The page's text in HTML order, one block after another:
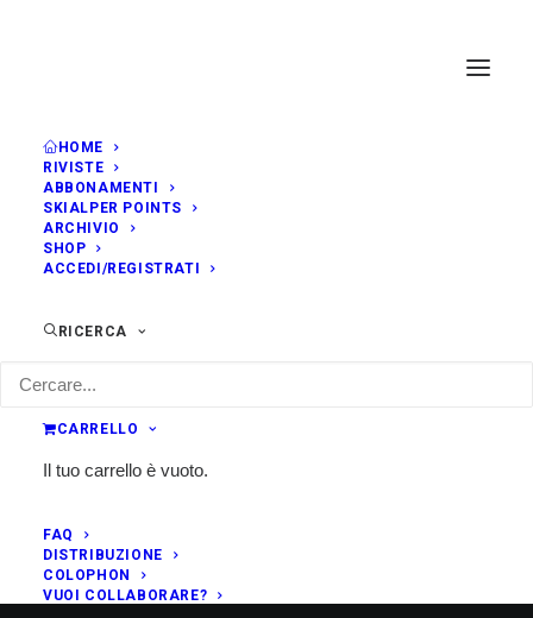
HOME
RIVISTE
ABBONAMENTI
SKIALPER POINTS
ARCHIVIO
SHOP
ACCEDI/REGISTRATI
RICERCA
CARRELLO
Il tuo carrello è vuoto.
FAQ
DISTRIBUZIONE
COLOPHON
VUOI COLLABORARE?